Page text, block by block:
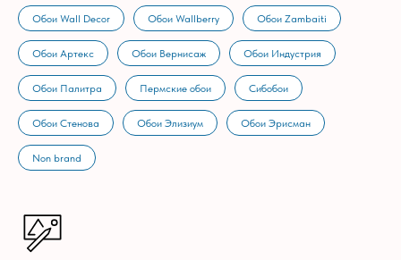
Обои Wall Decor Обои Wallberry Обои Zambaiti
Обои Артекс Обои Вернисаж Обои Индустрия
Обои Палитра Пермские обои Сибобои
Обои Стенова Обои Элизиум Обои Эрисман
Non brand